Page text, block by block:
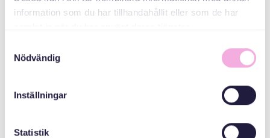
information som du har tillhandahållit eller som de har
Nödvändig
Inställningar
Statistik